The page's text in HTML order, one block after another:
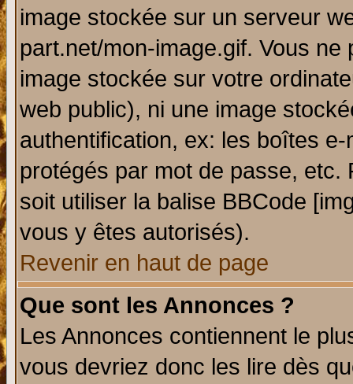
image stockée sur un serveur
part.net/mon-image.gif. Vous
image stockée sur votre
web public), ni une image
authentification, ex: les boîtes
protégés par mot de passe,
soit utiliser la balise BBCode
vous y êtes autorisés).
Revenir en haut de page
Que sont les Annonces ?
Les Annonces contiennent le
vous devriez donc les lire dès